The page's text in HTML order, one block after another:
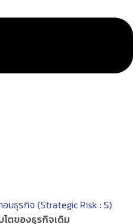
บธุรกิจ (Strategic Risk : S)
โตของธุรกิจเดิม